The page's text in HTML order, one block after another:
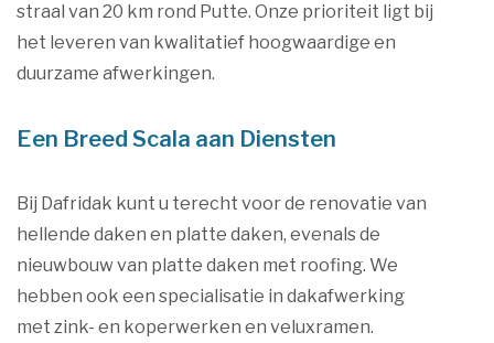
straal van 20 km rond Putte. Onze prioriteit ligt bij
het leveren van kwalitatief hoogwaardige en
duurzame afwerkingen.
Een Breed Scala aan Diensten
Bij Dafridak kunt u terecht voor de renovatie van
hellende daken en platte daken, evenals de
nieuwbouw van platte daken met roofing. We
hebben ook een specialisatie in dakafwerking
met zink- en koperwerken en veluxramen.